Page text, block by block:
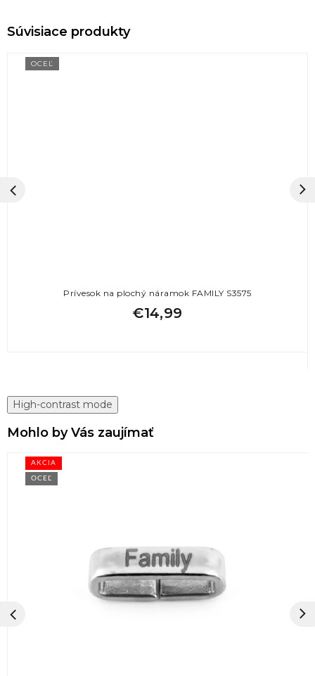
OCEĽ
Prívesok na plochý náramok FAMILY S3575
€14,99
High-contrast mode
Mohlo by Vás zaujímať
AKCIA
OCEĽ